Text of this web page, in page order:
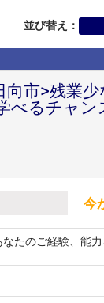
並び替え：
向市>残業
べるチャ
今
たのご経験、能